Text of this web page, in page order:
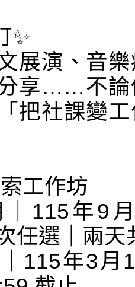
✨
展演、音
享……不論
把社課變
工作坊
｜115年9
任選｜兩
115年3月